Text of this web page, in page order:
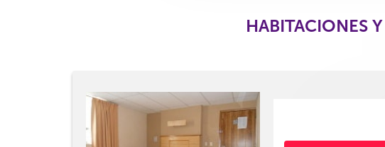
HABITACIONES